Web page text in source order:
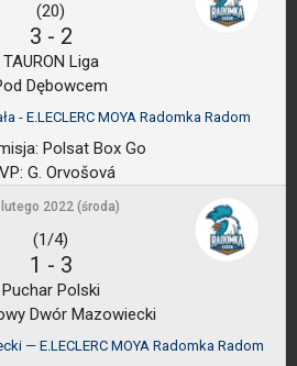
(20)
3 - 2
TAURON Liga
Dębowcem
- E.LECLERC MOYA Radomka Radom
Polsat Box Go
G. Orvošová
2022 (środa)
(1/4)
1 - 3
Puchar Polski
Dwór Mazowiecki
— E.LECLERC MOYA Radomka Radom